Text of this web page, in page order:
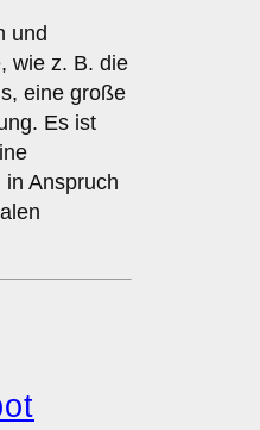
und
wie z. B. die
eine große
Es ist
Anspruch